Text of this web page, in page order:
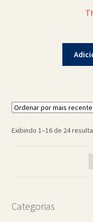
Exibindo 1–16 de 24
Categorias